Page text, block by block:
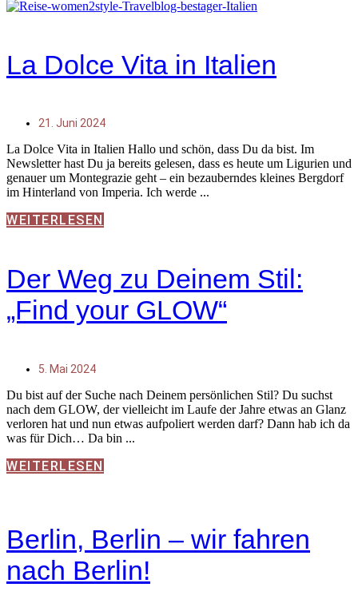
La Dolce Vita in Italien
21. Juni 2024
La Dolce Vita in Italien Hallo und schön, dass Du da bist. Im
Newsletter hast Du ja bereits gelesen, dass es heute um Ligurien und
genauer um Montegrazie geht – ein bezauberndes kleines Bergdorf
im Hinterland von Imperia. Ich werde
WEITERLESEN
Der Weg zu Deinem Stil:
„Find your GLOW“
5. Mai 2024
Du bist auf der Suche nach Deinem persönlichen Stil? Du suchst
nach dem GLOW, der vielleicht im Laufe der Jahre etwas an Glanz
verloren hat und nun etwas aufpoliert werden darf? Dann hab ich da
was für Dich… Da bin
WEITERLESEN
Berlin, Berlin – wir fahren
nach Berlin!